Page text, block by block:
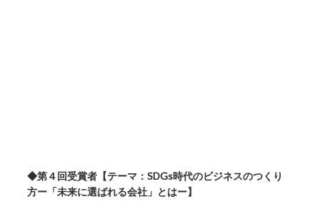
◆第４回受賞者【テーマ：SDGs時代のビジネスのつくり
方ー「未来に選ばれる会社」とはー】